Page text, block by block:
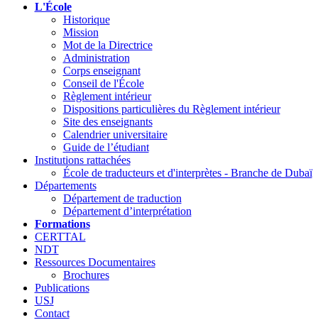
L'École
Historique
Mission
Mot de la Directrice
Administration
Corps enseignant
Conseil de l'École
Règlement intérieur
Dispositions particulières du Règlement intérieur
Site des enseignants
Calendrier universitaire
Guide de l’étudiant
Institutions rattachées
École de traducteurs et d'interprètes - Branche de Dubaï
Départements
Département de traduction
Département d’interprétation
Formations
CERTTAL
NDT
Ressources Documentaires
Brochures
Publications
USJ
Contact